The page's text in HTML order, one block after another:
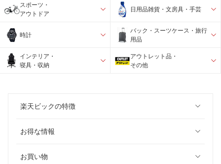
スポーツ・
アウトドア
日用品雑貨・文房具・手芸
時計
バック・スーツケース・旅行
用品
インテリア・
寝具・収納
アウトレット品・
その他
楽天ビックの特徴
お得な情報
お買い物